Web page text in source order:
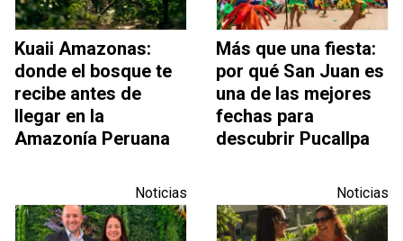
Kuaii Amazonas:
donde el bosque te
recibe antes de
llegar en la
Amazonía Peruana
Más que una fiesta:
por qué San Juan es
una de las mejores
fechas para
descubrir Pucallpa
Noticias Noticias